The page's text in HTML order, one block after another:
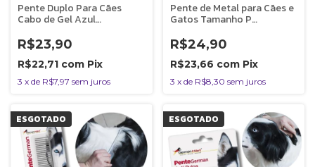
Pente Duplo Para Cães
Cabo de Gel Azul
R$23,90
R$22,71 com Pix
3 x de R$7,97 sem juros
Pente de Metal para Cães e
Gatos Tamanho P
R$24,90
R$23,66 com Pix
3 x de R$8,30 sem juros
ESGOTADO ESGOTADO